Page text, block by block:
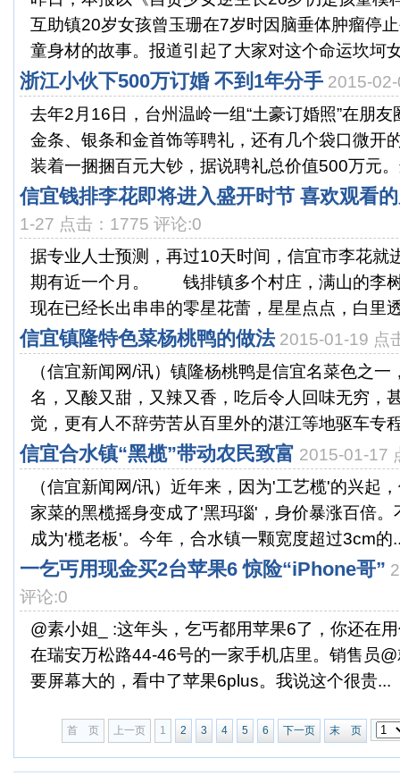
互助镇20岁女孩曾玉珊在7岁时因脑垂体肿瘤停
童身材的故事。报道引起了大家对这个命运坎坷
浙江小伙下500万订婚 不到1年分手 2015-
去年2月16日，台州温岭一组“土豪订婚照”在朋
金条、银条和金首饰等聘礼，还有几个袋口微开
装着一捆捆百元大钞，据说聘礼总价值500万元
信宜钱排李花即将进入盛开时节 喜欢观看
1-27 点击：1775 评论:0
据专业人士预测，再过10天时间，信宜市李花就
期有近一个月。 钱排镇多个村庄，满山的李
现在已经长出串串的零星花蕾，星星点点，白里
信宜镇隆特色菜杨桃鸭的做法 2015-01-19 点
（信宜新闻网/讯）镇隆杨桃鸭是信宜名菜色之
名，又酸又甜，又辣又香，吃后令人回味无穷，
觉，更有人不辞劳苦从百里外的湛江等地驱车
信宜合水镇“黑榄”带动农民致富 2015-01-17
（信宜新闻网/讯）近年来，因为'工艺榄'的兴起
家菜的黑榄摇身变成了'黑玛瑙'，身价暴涨百倍
成为'榄老板'。今年，合水镇一颗宽度超过3cm的
一乞丐用现金买2台苹果6 惊险“iPhone哥”
评论:0
@素小姐_ :这年头，乞丐都用苹果6了，你还在
在瑞安万松路44-46号的一家手机店里。销售员
要屏幕大的，看中了苹果6plus。我说这个很贵...
首 页 上一页 1 2 3 4 5 6 下一页 末 页